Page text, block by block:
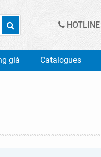
HOTLINE
giá Catalogues